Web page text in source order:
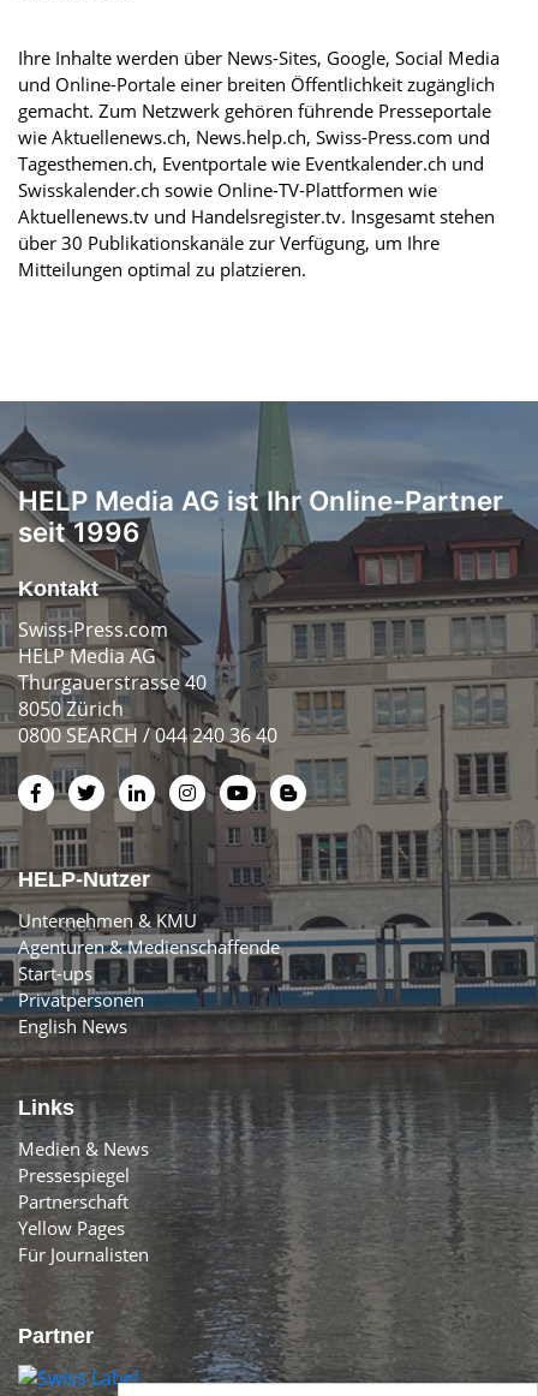
Ihre Inhalte werden über News-Sites, Google, Social Media
und Online-Portale einer breiten Öffentlichkeit zugänglich
gemacht. Zum Netzwerk gehören führende Presseportale
wie Aktuellenews.ch, News.help.ch, Swiss-Press.com und
Tagesthemen.ch, Eventportale wie Eventkalender.ch und
Swisskalender.ch sowie Online-TV-Plattformen wie
Aktuellenews.tv und Handelsregister.tv. Insgesamt stehen
über 30 Publikationskanäle zur Verfügung, um Ihre
Mitteilungen optimal zu platzieren.
HELP Media AG ist Ihr Online-Partner
seit 1996
Kontakt
Swiss-Press.com
HELP Media AG
Thurgauerstrasse 40
8050 Zürich
0800 SEARCH / 044 240 36 40
HELP-Nutzer
Unternehmen & KMU
Agenturen & Medienschaffende
Start-ups
Privatpersonen
English News
Links
Medien & News
Pressespiegel
Partnerschaft
Yellow Pages
Für Journalisten
Partner